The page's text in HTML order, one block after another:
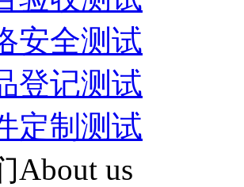
安全测试
登记测试
定制测试
About us